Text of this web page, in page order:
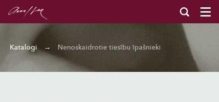
Katalogi → Nenoskaidrotie tiesību īpašnieki